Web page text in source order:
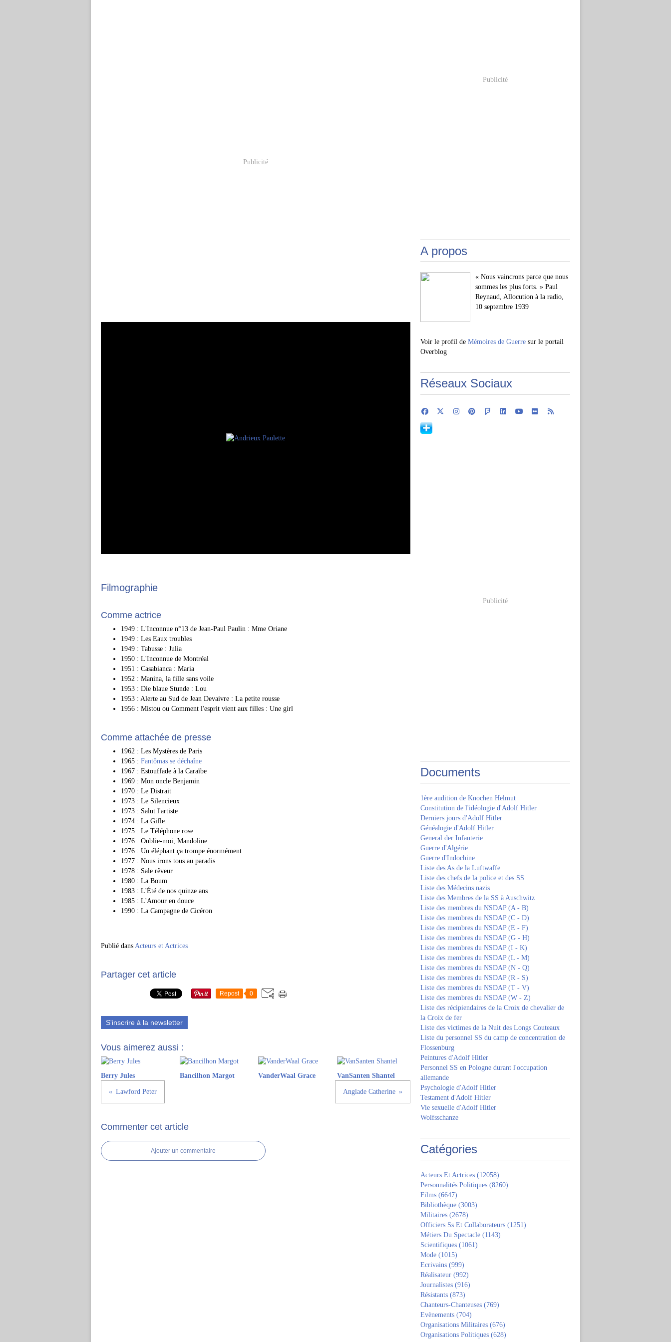
Publicité
Filmographie
Comme actrice
1949 : L'Inconnue n°13 de Jean-Paul Paulin : Mme Oriane
1949 : Les Eaux troubles
1949 : Tabusse : Julia
1950 : L'Inconnue de Montréal
1951 : Casabianca : Maria
1952 : Manina, la fille sans voile
1953 : Die blaue Stunde : Lou
1953 : Alerte au Sud de Jean Devaivre : La petite rousse
1956 : Mistou ou Comment l'esprit vient aux filles : Une girl
Comme attachée de presse
1962 : Les Mystères de Paris
1965 : Fantômas se déchaîne
1967 : Estouffade à la Caraïbe
1969 : Mon oncle Benjamin
1970 : Le Distrait
1973 : Le Silencieux
1973 : Salut l'artiste
1974 : La Gifle
1975 : Le Téléphone rose
1976 : Oublie-moi, Mandoline
1976 : Un éléphant ça trompe énormément
1977 : Nous irons tous au paradis
1978 : Sale rêveur
1980 : La Boum
1983 : L'Été de nos quinze ans
1985 : L'Amour en douce
1990 : La Campagne de Cicéron
Publié dans Acteurs et Actrices
Partager cet article
Repost 0
S'inscrire à la newsletter
Vous aimerez aussi :
Berry Jules Bancilhon Margot VanderWaal Grace VanSanten Shantel
Lawford Peter Anglade Catherine
Commenter cet article
Ajouter un commentaire
Publicité
A propos
« Nous vaincrons parce que nous
sommes les plus forts. » Paul
Reynaud, Allocution à la radio,
10 septembre 1939
Voir le profil de Mémoires de Guerre sur le portail
Overblog
Réseaux Sociaux
Publicité
Documents
1ère audition de Knochen Helmut
Constitution de l'idéologie d'Adolf Hitler
Derniers jours d'Adolf Hitler
Généalogie d'Adolf Hitler
General der Infanterie
Guerre d'Algérie
Guerre d'Indochine
Liste des As de la Luftwaffe
Liste des chefs de la police et des SS
Liste des Médecins nazis
Liste des Membres de la SS à Auschwitz
Liste des membres du NSDAP (A - B)
Liste des membres du NSDAP (C - D)
Liste des membres du NSDAP (E - F)
Liste des membres du NSDAP (G - H)
Liste des membres du NSDAP (I - K)
Liste des membres du NSDAP (L - M)
Liste des membres du NSDAP (N - Q)
Liste des membres du NSDAP (R - S)
Liste des membres du NSDAP (T - V)
Liste des membres du NSDAP (W - Z)
Liste des récipiendaires de la Croix de chevalier de
la Croix de fer
Liste des victimes de la Nuit des Longs Couteaux
Liste du personnel SS du camp de concentration de
Flossenburg
Peintures d'Adolf Hitler
Personnel SS en Pologne durant l'occupation
allemande
Psychologie d'Adolf Hitler
Testament d'Adolf Hitler
Vie sexuelle d'Adolf Hitler
Wolfsschanze
Catégories
Acteurs Et Actrices (12058)
Personnalités Politiques (8260)
Films (6647)
Bibliothèque (3003)
Militaires (2678)
Officiers Ss Et Collaborateurs (1251)
Métiers Du Spectacle (1143)
Scientifiques (1061)
Mode (1015)
Ecrivains (999)
Réalisateur (992)
Journalistes (916)
Résistants (873)
Chanteurs-Chanteuses (769)
Evènements (704)
Organisations Militaires (676)
Organisations Politiques (628)